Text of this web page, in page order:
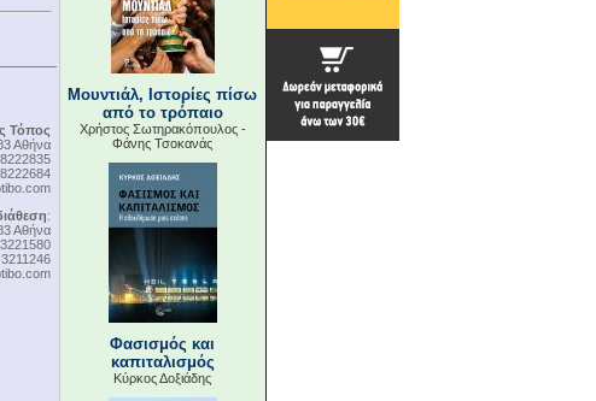
Τόπος
Αθήνα
:
Αθήνα
Μουντιάλ, Ιστορίες πίσω
από το τρόπαιο
Χρήστος Σωτηρακόπουλος -
Φάνης Τσοκανάς
Φασισμός και
καπιταλισμός
Κύρκος Δοξιάδης